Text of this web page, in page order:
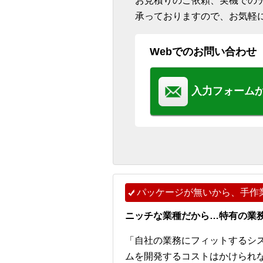
承っておりますので、お気軽
Webでのお問い合わせ
入力フォーム
パッケージが無いから、手作
ニッチな業種だから…特有の業
「自社の業務にフィットする
ムを開発するコストはかけられ